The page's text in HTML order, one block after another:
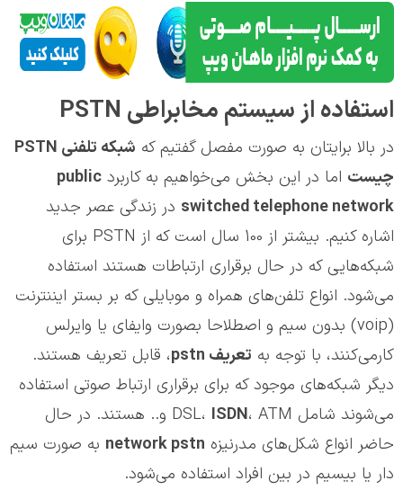
استفاده از سیستم مخابراطی PSTN
در بالا برایتان به صورت مفصل گفتیم که شبکه تلفنی PSTN
چیست اما در این بخش می‌خواهیم به کاربرد public
switched telephone network در زندگی عصر جدید
اشاره کنیم. بیشتر از 100 سال است که از PSTN برای
شبکه‌هایی که در حال برقراری ارتباطات هستند استفاده
می‌شود. انواع تلفن‌های همراه و موبایلی که بر بستر ایننترنت
(voip) بدون سیم و اصطلاحا بصورت وایفای یا وایرلس
کارمی‌کنند، با توجه به تعریف pstn، قابل تعریف هستند.
دیگر شبکه‌های موجود که برای برقراری ارتباط صوتی استفاده
می‌شوند شامل DSL،
ISDN
، ATM و.. هستند. در حال
حاضر انواع شکل‌های مدرنیزه network pstn به صورت سیم
دار یا بیسیم در بین افراد استفاده می‌شود.